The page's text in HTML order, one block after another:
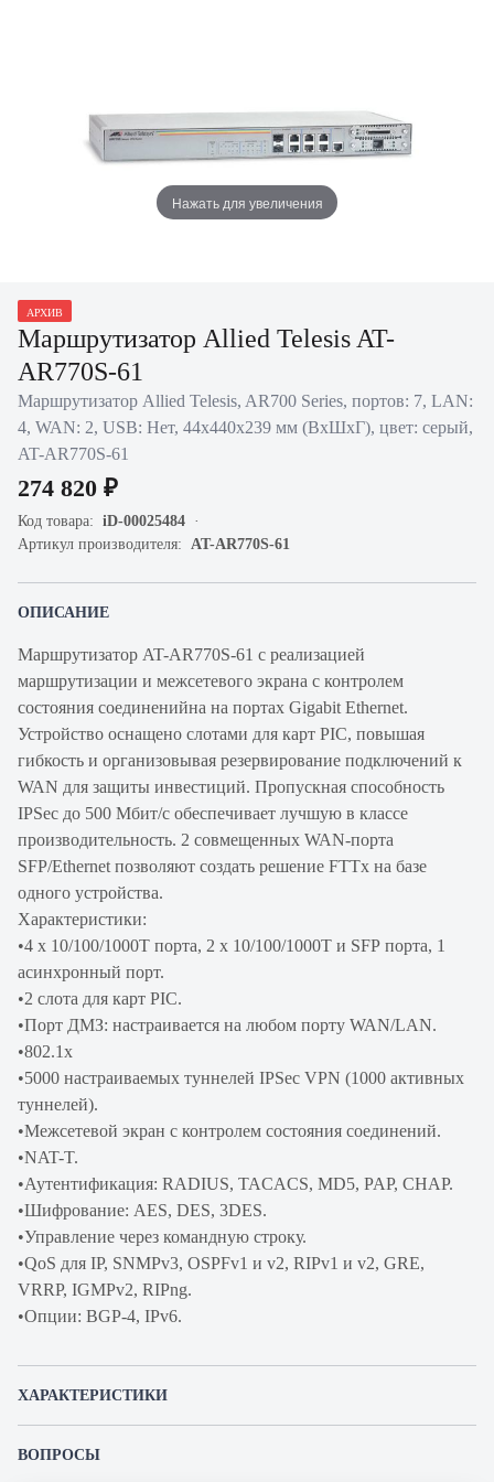
Нажать для увеличения
АРХИВ
Маршрутизатор Allied Telesis AT-
AR770S-61
Маршрутизатор Allied Telesis, AR700 Series, портов: 7, LAN:
4, WAN: 2, USB: Нет, 44х440х239 мм (ВхШхГ), цвет: серый,
AT-AR770S-61
274 820 ₽
Код товара: iD-00025484
Артикул производителя: AT-AR770S-61
ОПИСАНИЕ
Маршрутизатор AT-AR770S-61 с реализацией
маршрутизации и межсетевого экрана с контролем
состояния соединенийна на портах Gigabit Ethernet.
Устройство оснащено слотами для карт PIC, повышая
гибкость и организовывая резервирование подключений к
WAN для защиты инвестиций. Пропускная способность
IPSec до 500 Мбит/с обеспечивает лучшую в классе
производительность. 2 совмещенных WAN-порта
SFP/Ethernet позволяют создать решение FTTx на базе
одного устройства.
Характеристики:
•4 х 10/100/1000T порта, 2 х 10/100/1000T и SFP порта, 1
асинхронный порт.
•2 слота для карт PIC.
•Порт ДМЗ: настраивается на любом порту WAN/LAN.
•802.1x
•5000 настраиваемых туннелей IPSec VPN (1000 активных
туннелей).
•Межсетевой экран с контролем состояния соединений.
•NAT-T.
•Аутентификация: RADIUS, TACACS, MD5, PAP, CHAP.
•Шифрование: AES, DES, 3DES.
•Управление через командную строку.
•QoS для IP, SNMPv3, OSPFv1 и v2, RIPv1 и v2, GRE,
VRRP, IGMPv2, RIPng.
•Опции: BGP-4, IPv6.
ХАРАКТЕРИСТИКИ
ВОПРОСЫ